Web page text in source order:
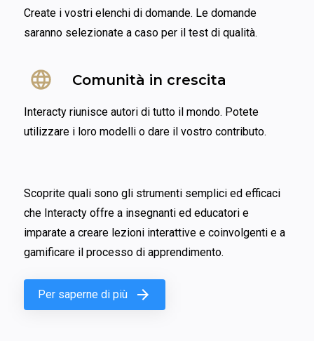
Create i vostri elenchi di domande. Le domande
saranno selezionate a caso per il test di qualità.
Comunità in crescita
Interacty riunisce autori di tutto il mondo. Potete
utilizzare i loro modelli o dare il vostro contributo.
Scoprite quali sono gli strumenti semplici ed efficaci
che Interacty offre a insegnanti ed educatori e
imparate a creare lezioni interattive e coinvolgenti e a
gamificare il processo di apprendimento.
Per saperne di più